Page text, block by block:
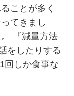
ことが多く
てきまし
。 『減量方法
をしたりする
回しか食事な